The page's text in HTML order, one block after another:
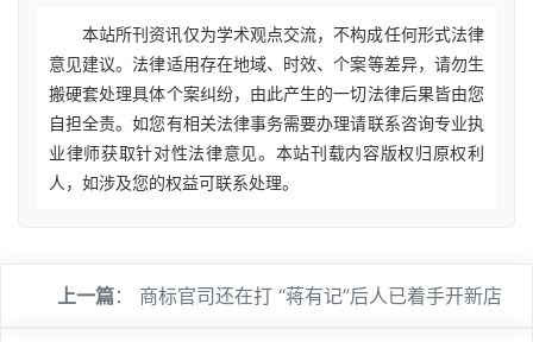
本站所刊资讯仅为学术观点交流，不构成任何形式法律
意见建议。法律适用存在地域、时效、个案等差异，请勿生
搬硬套处理具体个案纠纷，由此产生的一切法律后果皆由您
自担全责。如您有相关法律事务需要办理请联系咨询专业执
业律师获取针对性法律意见。本站刊载内容版权归原权利
人，如涉及您的权益可联系处理。
上一篇： 商标官司还在打 “蒋有记”后人已着手开新店